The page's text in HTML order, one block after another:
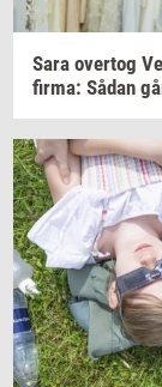
Sara over­tog
fir­ma: Sådan